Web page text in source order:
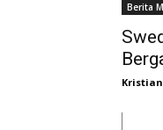
Berita